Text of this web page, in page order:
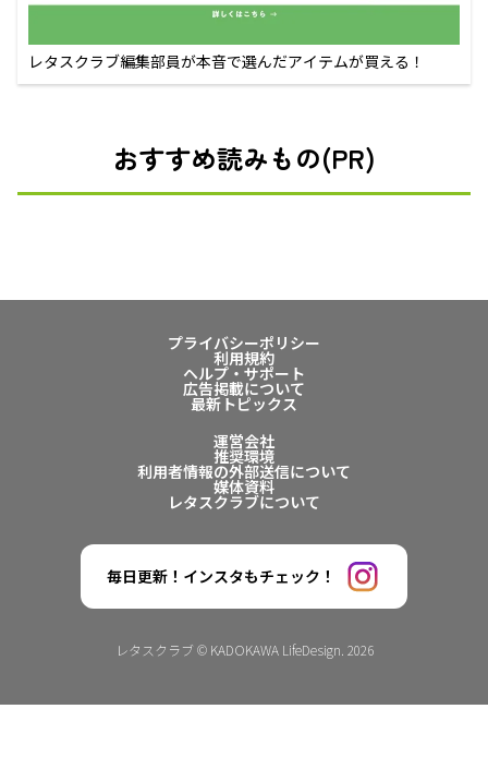
レタスクラブ編集部員が本音で選んだアイテムが買える！
おすすめ読みもの(PR)
プライバシーポリシー
利用規約
ヘルプ・サポート
広告掲載について
最新トピックス
運営会社
推奨環境
利用者情報の外部送信について
媒体資料
レタスクラブについて
毎日更新！インスタもチェック！
レタスクラブ © KADOKAWA LifeDesign. 2026